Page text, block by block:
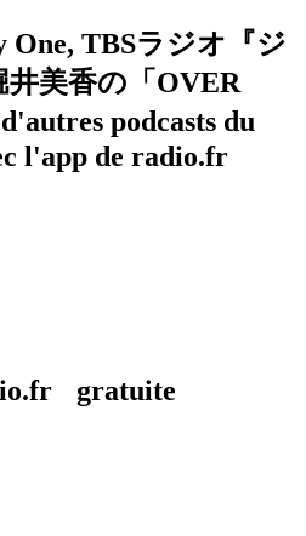
One, TBSラジオ『ジ
美香の「OVER
podcasts du
l'app de radio.fr
gratuite